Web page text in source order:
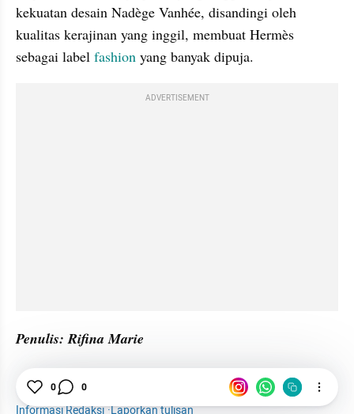
kekuatan desain Nadège Vanhée, disandingi oleh
kualitas kerajinan yang inggil, membuat Hermès
sebagai label fashion yang banyak dipuja.
ADVERTISEMENT
Penulis: Rifina Marie
Woman Prancis
Tas
Informasi Redaksi·Laporkan tulisan
0 0